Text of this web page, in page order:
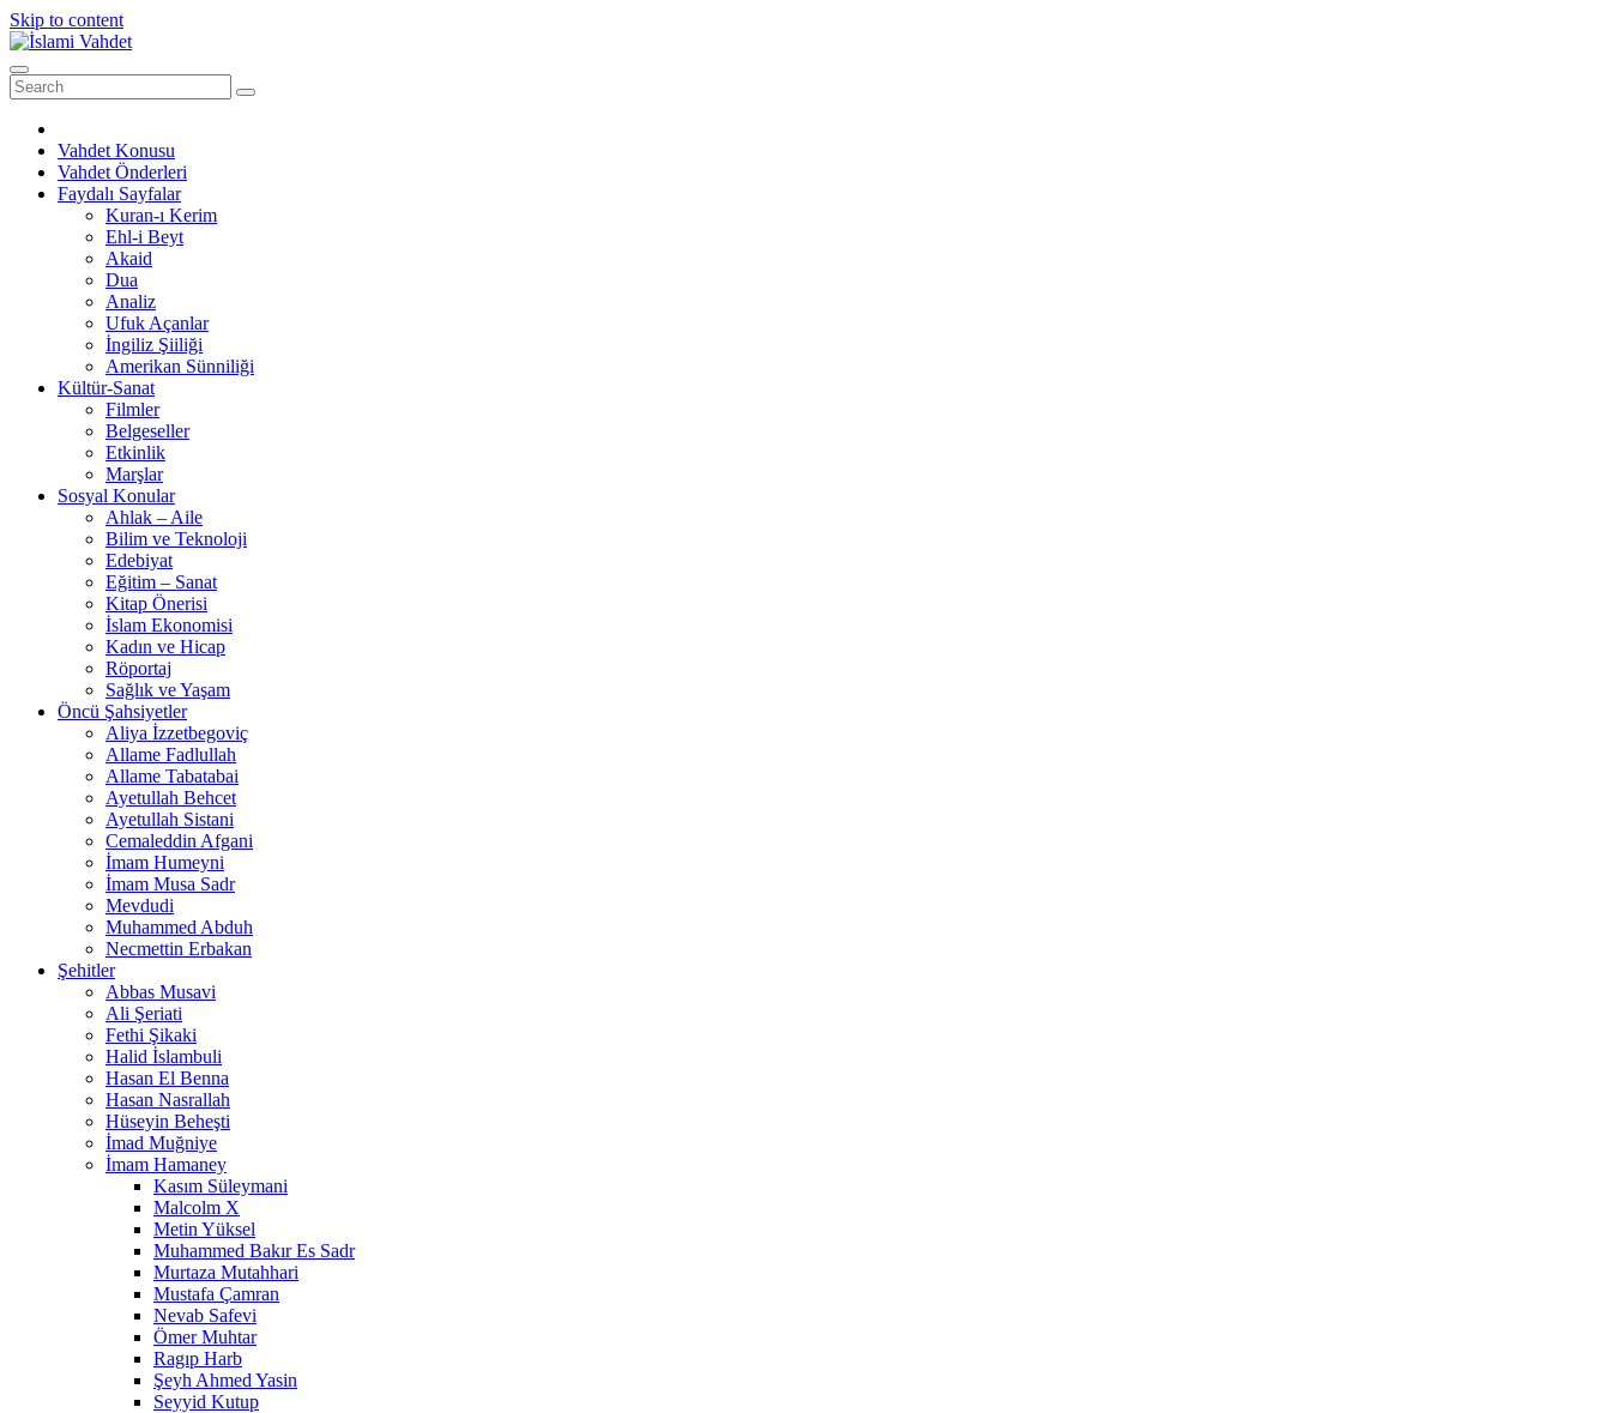
Skip to content
Vahdet Konusu
Vahdet Önderleri
Faydalı Sayfalar
Kuran-ı Kerim
Ehl-i Beyt
Akaid
Dua
Analiz
Ufuk Açanlar
İngiliz Şiiliği
Amerikan Sünniliği
Kültür-Sanat
Filmler
Belgeseller
Etkinlik
Marşlar
Sosyal Konular
Ahlak – Aile
Bilim ve Teknoloji
Edebiyat
Eğitim – Sanat
Kitap Önerisi
İslam Ekonomisi
Kadın ve Hicap
Röportaj
Sağlık ve Yaşam
Öncü Şahsiyetler
Aliya İzzetbegoviç
Allame Fadlullah
Allame Tabatabai
Ayetullah Behcet
Ayetullah Sistani
Cemaleddin Afgani
İmam Humeyni
İmam Musa Sadr
Mevdudi
Muhammed Abduh
Necmettin Erbakan
Şehitler
Abbas Musavi
Ali Şeriati
Fethi Şikaki
Halid İslambuli
Hasan El Benna
Hasan Nasrallah
Hüseyin Beheşti
İmad Muğniye
İmam Hamaney
Kasım Süleymani
Malcolm X
Metin Yüksel
Muhammed Bakır Es Sadr
Murtaza Mutahhari
Mustafa Çamran
Nevab Safevi
Ömer Muhtar
Ragıp Harb
Şeyh Ahmed Yasin
Seyyid Kutup